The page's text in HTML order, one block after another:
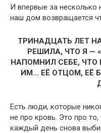
И впервые за несколько
наш дом возвращается
ТРИНАДЦАТЬ ЛЕТ
РЕШИЛА, ЧТО Я —
НАПОМНИЛ СЕБЕ,
ИМ… ЕЁ ОТЦОМ, ЕЁ
Есть люди, которые
не про кровь. Это про
каждый день снова